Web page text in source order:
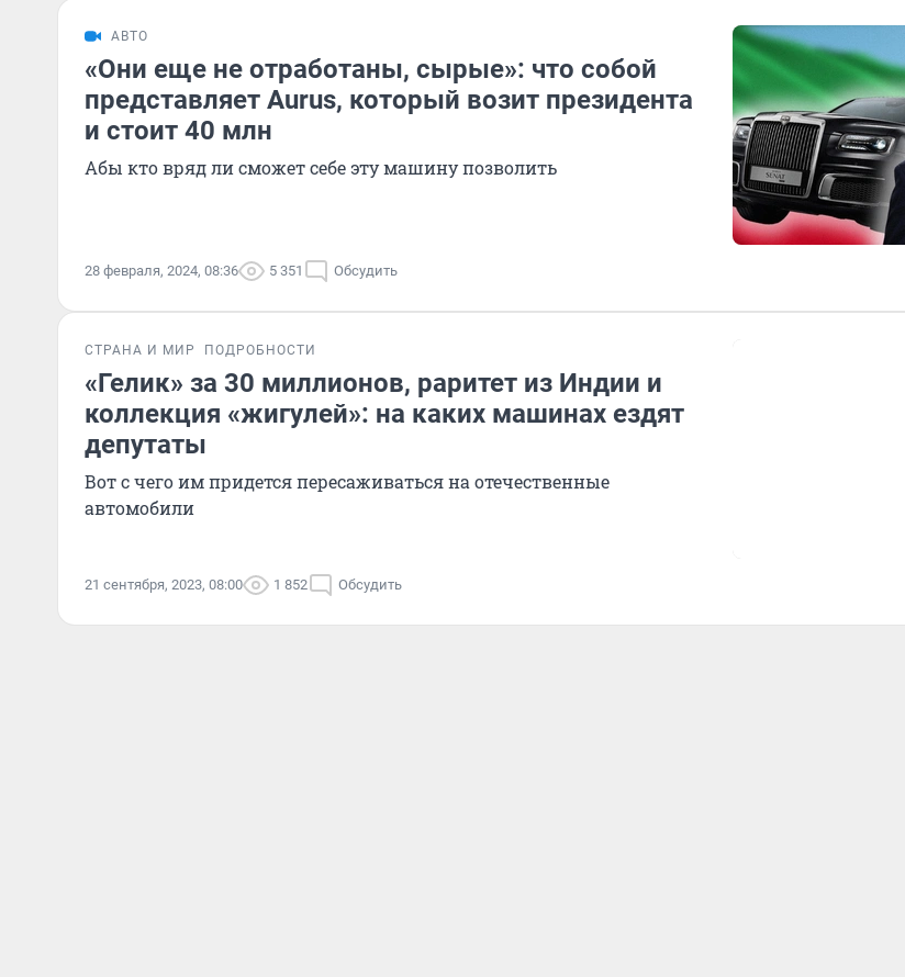
АВТО
«Они еще не отработаны, сырые»: что собой
представляет Aurus, который возит президента
и стоит 40 млн
Абы кто вряд ли сможет себе эту машину позволить
28 февраля, 2024, 08:36 5 351 Обсудить
СТРАНА И МИР ПОДРОБНОСТИ
«Гелик» за 30 миллионов, раритет из Индии и
коллекция «жигулей»: на каких машинах ездят
депутаты
Вот с чего им придется пересаживаться на отечественные
автомобили
21 сентября, 2023, 08:00 1 852 Обсудить